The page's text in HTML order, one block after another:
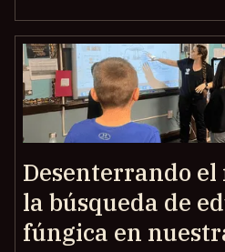
Desenterrando
la búsqueda de
fúngica en